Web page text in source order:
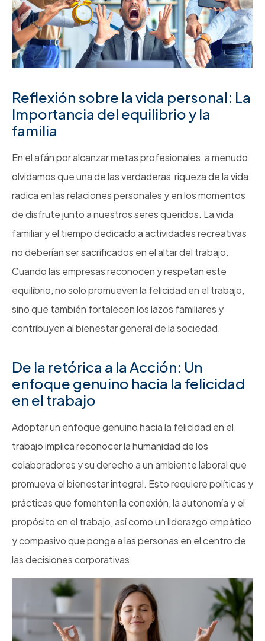
Reflexión sobre la vida personal: La
Importancia del equilibrio y la
familia
En el afán por alcanzar metas profesionales, a menudo
olvidamos que una de las verdaderas riqueza de la vida
radica en las relaciones personales y en los momentos
de disfrute junto a nuestros seres queridos. La vida
familiar y el tiempo dedicado a actividades recreativas
no deberían ser sacrificados en el altar del trabajo.
Cuando las empresas reconocen y respetan este
equilibrio, no solo promueven la felicidad en el trabajo,
sino que también fortalecen los lazos familiares y
contribuyen al bienestar general de la sociedad.
De la retórica a la Acción: Un
enfoque genuino hacia la felicidad
en el trabajo
Adoptar un enfoque genuino hacia la felicidad en el
trabajo implica reconocer la humanidad de los
colaboradores y su derecho a un ambiente laboral que
promueva el bienestar integral. Esto requiere políticas y
prácticas que fomenten la conexión, la autonomía y el
propósito en el trabajo, así como un liderazgo empático
y compasivo que ponga a las personas en el centro de
las decisiones corporativas.